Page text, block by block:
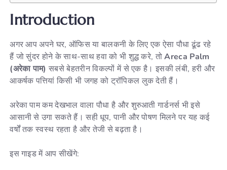
Introduction
अगर आप अपने घर, ऑफिस या बालकनी के लिए एक ऐसा पौधा ढूंढ रहे
हैं जो सुंदर होने के साथ-साथ हवा को भी शुद्ध करे, तोAreca Palm
(अरेका पाम) सबसे बेहतरीन विकल्पों में से एक है। इसकी लंबी, हरी और
आकर्षक पत्तियां किसी भी जगह को ट्रॉपिकल लुक देती हैं।
अरेका पाम कम देखभाल वाला पौधा है और शुरुआती गार्डनर्स भी इसे
आसानी से उगा सकते हैं। सही धूप, पानी और पोषण मिलने पर यह कई
वर्षों तक स्वस्थ रहता है और तेजी से बढ़ता है।
इस गाइड में आप सीखेंगे: